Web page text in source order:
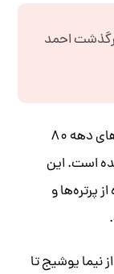
احمد
هانیبال الخاص نقاش نوگرای معاصر در سال‌های دهه ۸۰
است. این
از پرتره‌ها و
نیما یوشیج تا